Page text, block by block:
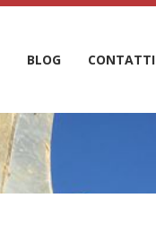
BLOG CONTATTI